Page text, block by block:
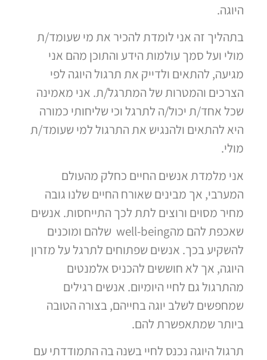
היוגה.
בתהליך זה אני לומדת להכיר את מי שעומד/ת
מולי ועל סמך עולמות הידע והתוכן מהם אני
מגיעה, להתאים ולדייק את תרגול היוגה לפי
הצרכים והמטרות של המתרגל/ת. אני מאמינה
שכל אחד/ת יכול/ה לתרגל וכי שליחותי כמורה
היא להתאים ולהנגיש את התרגול למי שעומד/ת
מולי.
אני מלמדת אנשים החיים כחלק מהעולם
המערבי, אך מבינים שאורח החיים שלנו גובה
מחיר מסוים ורוצים לתת לכך התייחסות. אנשים
שאכפת להם מהwell-being שלהם ומוכנים
להשקיע בכך. אנשים שפתוחים לתרגל על מזרון
היוגה, אך לא חוששים להכניס אלמנטים
מהתרגול גם לחיי היומיום. אנשים רגילים
שמחפשים לשלב יוגה בחייהם, בצורה הטובה
ביותר שמתאפשרת להם.
תרגול היוגה נכנס לחיי בשנה בה התמודדתי עם